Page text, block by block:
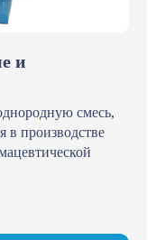
и
смесь,
в производстве